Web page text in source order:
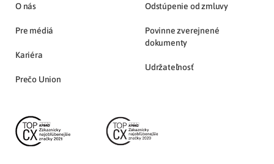
O nás
Pre médiá
Kariéra
Prečo Union
Odstúpenie od zmluvy
Povinne zverejnené
dokumenty
Udržateľnosť